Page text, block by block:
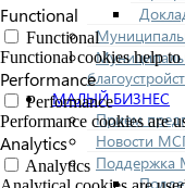
МАЛЫЙ БИЗНЕС
Прием
Новости
Поддержка
Functional
Functional
Functional cookies help
Performance
Performance
Performance cookies are
Analytics
Analytics